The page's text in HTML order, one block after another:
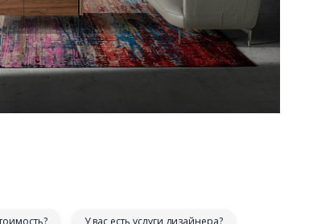
У вас есть услуги дизайнера?